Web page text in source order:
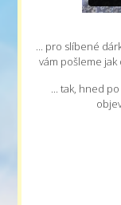
... pro slíbené
vám pošleme jak
... tak, hned